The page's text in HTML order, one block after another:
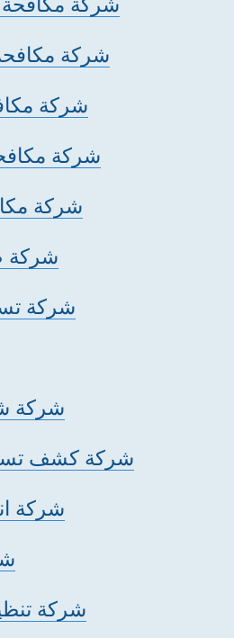
شركة
شركة
شركة
شركة
شركة
شركة
شركة
شركة كشف
شركة
شركة